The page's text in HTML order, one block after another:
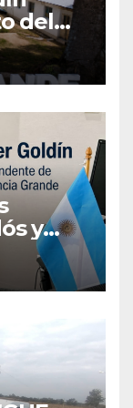
del
y
de